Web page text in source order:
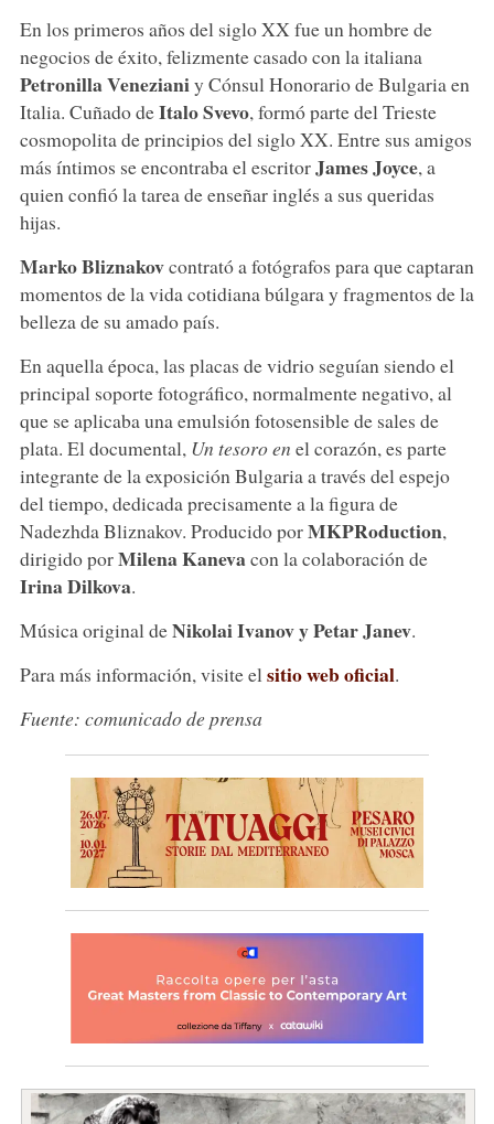
En los primeros años del siglo XX fue un hombre de
negocios de éxito, felizmente casado con la italiana
Petronilla Venezianiy Cónsul Honorario de Bulgaria en
Italia. Cuñado deItalo Svevo, formó parte del Trieste
cosmopolita de principios del siglo XX. Entre sus amigos
más íntimos se encontraba el escritorJames Joyce, a
quien confió la tarea de enseñar inglés a sus queridas
hijas.
Marko Bliznakovcontrató a fotógrafos para que captaran
momentos de la vida cotidiana búlgara y fragmentos de la
belleza de su amado país.
En aquella época, las placas de vidrio seguían siendo el
principal soporte fotográfico, normalmente negativo, al
que se aplicaba una emulsión fotosensible de sales de
plata. El documental, Un tesoro en el corazón, es parte
integrante de la exposición Bulgaria a través del espejo
del tiempo, dedicada precisamente a la figura de
Nadezhda Bliznakov. Producido porMKPRoduction,
dirigido porMilena Kanevacon la colaboración de
Irina Dilkova.
Música original deNikolai Ivanov y Petar Janev.
Para más información, visite el sitio web oficial.
Fuente: comunicado de prensa